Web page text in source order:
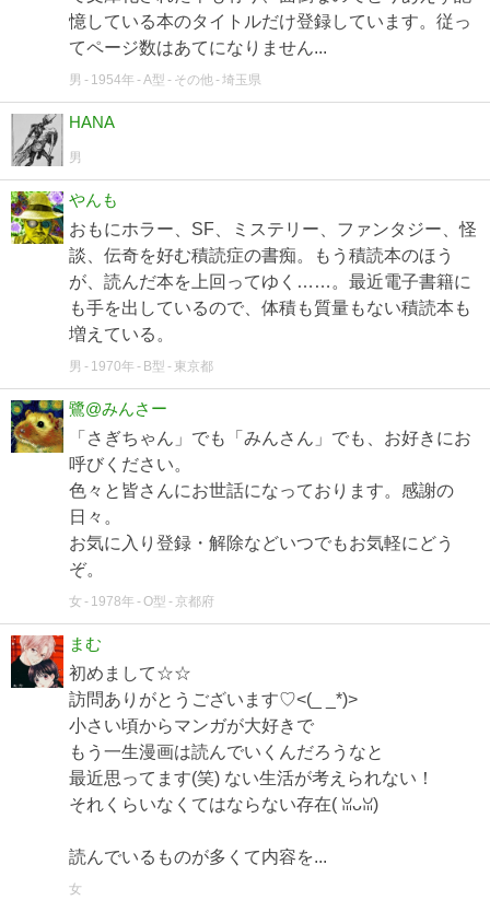
憶している本のタイトルだけ登録しています。従っ
てページ数はあてになりません...
男 1954年 A型 その他 埼玉県
HANA
男
やんも
おもにホラー、SF、ミステリー、ファンタジー、怪
談、伝奇を好む積読症の書痴。もう積読本のほう
が、読んだ本を上回ってゆく……。最近電子書籍に
も手を出しているので、体積も質量もない積読本も
増えている。
男 1970年 B型 東京都
鷺@みんさー
「さぎちゃん」でも「みんさん」でも、お好きにお
呼びください。
色々と皆さんにお世話になっております。感謝の
日々。
お気に入り登録・解除などいつでもお気軽にどう
ぞ。
女 1978年 O型 京都府
まむ
初めまして☆☆
訪問ありがとうございます♡<(_ _*)>
小さい頃からマンガが大好きで
もう一生漫画は読んでいくんだろうなと
最近思ってます(笑) ない生活が考えられない！
それくらいなくてはならない存在( ꈍᴗꈍ)
読んでいるものが多くて内容を...
女